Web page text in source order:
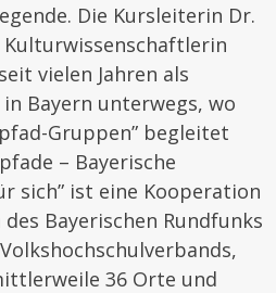
Die Kursleiterin Dr.
vielen Jahren als
Bayern unterwegs, wo
Gruppen” begleitet
– Bayerische
sich” ist eine Kooperation
Bayerischen Rundfunks
36 Orte und